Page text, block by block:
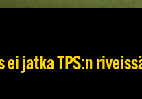
ei jatka TPS:n